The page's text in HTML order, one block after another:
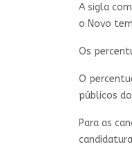
A sigla
o Novo
Os
O
públicos
Para as